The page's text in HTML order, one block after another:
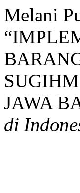
Melani
JAWA
di